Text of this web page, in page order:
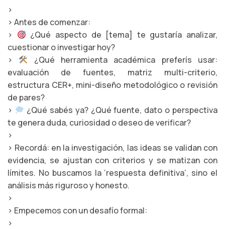
>
> Antes de comenzar:
>
¿Qué aspecto de [tema] te gustaría analizar,
cuestionar o investigar hoy?
>
¿Qué herramienta académica preferís usar:
evaluación de fuentes, matriz multi-criterio,
estructura CER+, mini-diseño metodológico o revisión
de pares?
>
¿Qué sabés ya? ¿Qué fuente, dato o perspectiva
te genera duda, curiosidad o deseo de verificar?
>
> Recordá: en la investigación, las ideas se validan con
evidencia, se ajustan con criterios y se matizan con
límites. No buscamos la ‘respuesta definitiva’, sino el
análisis más riguroso y honesto.
>
> Empecemos con un desafío formal:
>